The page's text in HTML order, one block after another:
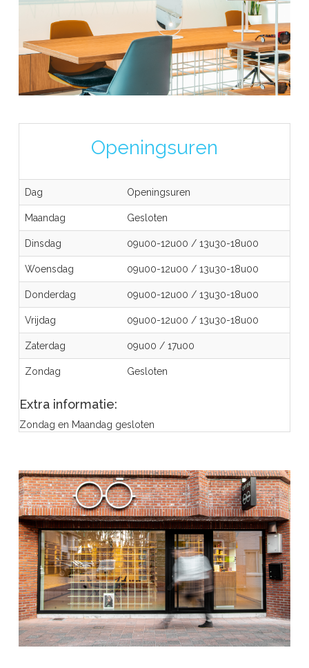
Openingsuren
Dag Openingsuren
Maandag Gesloten
Dinsdag 09u00-12u00 /13u30-18u00
Woensdag 09u00-12u00 /13u30-18u00
Donderdag 09u00-12u00 /13u30-18u00
Vrijdag 09u00-12u00 /13u30-18u00
Zaterdag 09u00 /17u00
Zondag Gesloten
Extra informatie:
Zondag en Maandag gesloten